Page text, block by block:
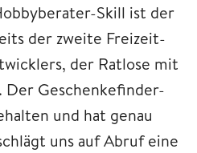
Skill ist der
der zweite Freizeit-
der Ratlose mit
Geschenkefinder-
und hat genau
uns auf Abruf eine